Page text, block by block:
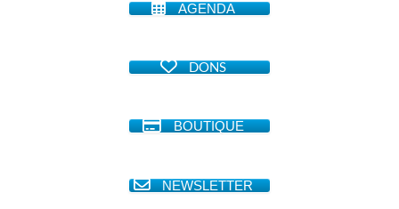
AGENDA
DONS
BOUTIQUE
NEWSLETTER